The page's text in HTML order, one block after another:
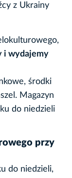
z Ukrainy
i wydajemy
środki
Magazyn
do niedzieli
przy
do niedzieli,